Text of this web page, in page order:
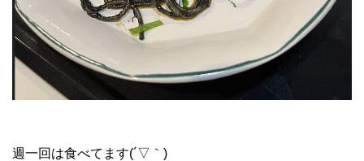
週一回は食べてます(´▽｀)